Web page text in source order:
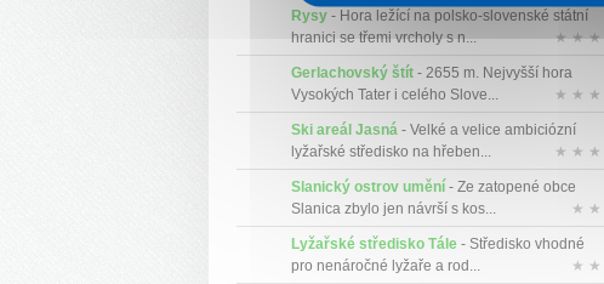
Rysy - Hora ležící na polsko-slovenské státní
hranici se třemi vrcholy s n...
★ ★ ★
Gerlachovský štít - 2655 m. Nejvyšší hora
Vysokých Tater i celého Slove...
★ ★ ★
Ski areál Jasná - Velké a velice ambiciózní
lyžařské středisko na hřeben...
★ ★ ★
Slanický ostrov umění - Ze zatopené obce
Slanica zbylo jen návrší s kos...
★ ★
Lyžařské středisko Tále - Středisko vhodné
pro nenáročné lyžaře a rod...
★ ★